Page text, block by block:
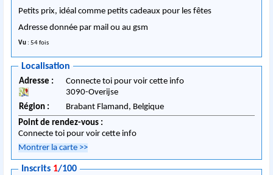
Petits prix, idéal comme petits cadeaux pour les fêtes
Adresse donnée par mail ou au gsm
Vu : 54 fois
Localisation
Adresse :
Connecte toi pour voir cette info
3090-Overijse
Région :
Brabant Flamand, Belgique
Point de rendez-vous :
Connecte toi pour voir cette info
Montrer la carte >>
Inscrits 1/100